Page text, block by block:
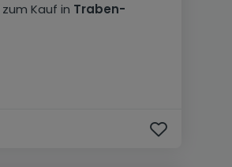
zum Kauf in Traben-